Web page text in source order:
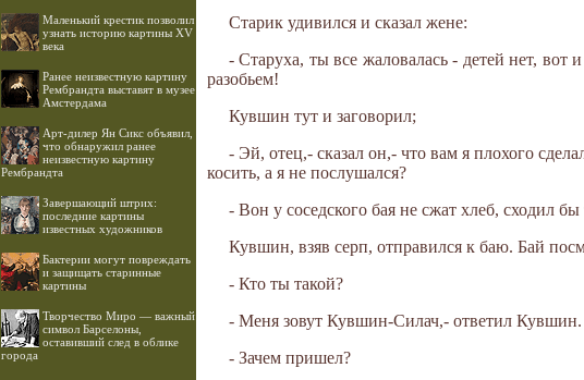
Маленький крестик позволил
узнать историю картины XV
века
Ранее неизвестную картину
Рембрандта выставят в музее
Амстердама
Арт-дилер Ян Сикс объявил,
что обнаружил ранее
неизвестную картину
Рембрандта
Завершающий штрих:
последние картины
известных художников
Бактерии могут повреждать
и защищать старинные
картины
Творчество Миро — важный
символ Барселоны,
оставивший след в облике
города
Старик удивился и сказал жене:
- Старуха, ты все жаловалась - детей нет, вот
разобьем!
Кувшин тут и заговорил;
- Эй, отец,- сказал он,- что вам я плохого
косить, а я не послушался?
- Вон у соседского бая не сжат хлеб, сходил бы
Кувшин, взяв серп, отправился к баю. Бай
- Кто ты такой?
- Меня зовут Кувшин-Силач,- ответил Кувшин.
- Зачем пришел?